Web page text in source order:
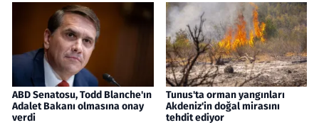
ABD Senatosu, Todd Blanche'ın
Adalet Bakanı olmasına onay
verdi
Tunus'ta orman yangınları
Akdeniz'in doğal mirasını
tehdit ediyor